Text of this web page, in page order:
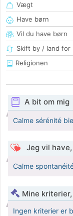
Vægt
Have børn
Vil du have børn
Skift by / land
Religionen
A bit om mig
Calme sérénité
Jeg vil
Calme
Mine
Ingen kriterier er